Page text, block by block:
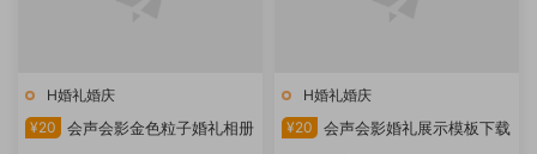
H婚礼婚庆
¥20
会声会影金色粒子婚礼相册
H婚礼婚庆
¥20
会声会影婚礼展示模板下载